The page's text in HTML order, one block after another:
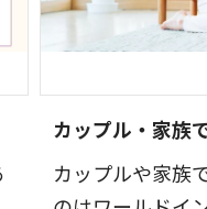
カップル・家族
カップルや家族